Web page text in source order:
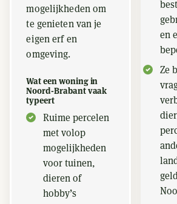
mogelijkheden om
te genieten van je
eigen erf en
omgeving.
Wat een woning in
Noord-Brabant vaak
typeert
Ruime percelen
met volop
mogelijkheden
voor tuinen,
dieren of
hobby’s
en
Ze